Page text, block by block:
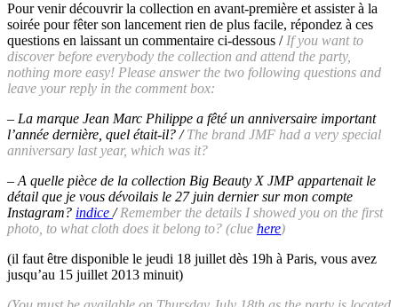
Pour venir découvrir la collection en avant-première et assister à la
soirée pour fêter son lancement rien de plus facile, répondez à ces
questions en laissant un commentaire ci-dessous / If you want to
discover before everybody the collection and attend the party,
nothing more easy! Please answer the two following questions and
leave your reply in the comment box:
– La marque Jean Marc Philippe a fêté un anniversaire important
l’année dernière, quel était-il? /The brand JMF had a very special
anniversary last year, which was it?
– A quelle pièce de la collection Big Beauty X JMP appartenait le
détail que je vous dévoilais le 27 juin dernier sur mon compte
Instagram? indice /Remember the details I showed you on the first
photo, to what cloth does it belong to? (clue here)
(il faut être disponible le jeudi 18 juillet dès 19h à Paris, vous avez
jusqu’au 15 juillet 2013 minuit)